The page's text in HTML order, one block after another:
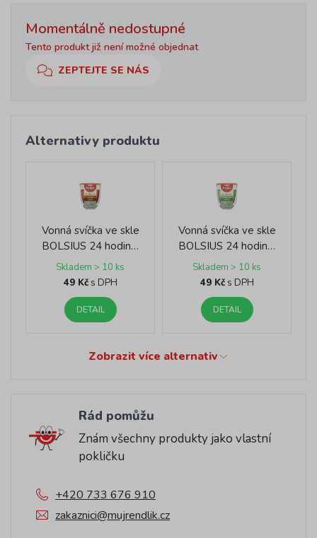
Momentálně nedostupné
Tento produkt již není možné objednat
ZEPTEJTE SE NÁS
Alternativy produktu
Vonná svíčka ve skle
BOLSIUS 24 hodin…
Skladem > 10 ks
49 Kčs DPH
DETAIL
Vonná svíčka ve skle
BOLSIUS 24 hodin…
Skladem > 10 ks
49 Kčs DPH
DETAIL
Zobrazit více alternativ
Rád pomůžu
Znám všechny produkty jako vlastní
pokličku
+420 733 676 910
zakaznici@mujrendlik.cz